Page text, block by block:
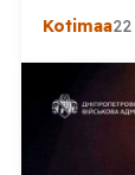
haastaa
WOAH:n
TV:lle
Kotimaa